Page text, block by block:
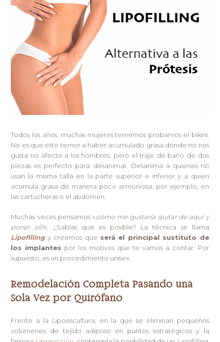
Todos los años, muchas mujeres tememos probarnos el bikini.
No es que este temor a haber acumulado grasa donde no nos
gusta no afecte a los hombres, pero el traje de baño de dos
piezas es perfecto para desanimar. Desanima a quienes no
usan la misma talla en la parte superior e inferior y a quien
acumula grasa de manera poco armoniosa, por ejemplo, en
las cartucheras o el abdomen.
Muchas veces pensamos «¡cómo me gustaría quitar de aquí y
poner allí!«. ¿Sabías que es posible? La técnica se llama
Lipofillingy creemos que será el principal sustituto de
los implantes por los motivos que te vamos a contar. Por
supuesto, es un procedimiento unisex.
Remodelación Completa Pasando una
Sola Vez por Quirófano
Frente a la Lipoescultura, en la que se eliminan pequeños
volúmenes de tejido adiposo en puntos estratégicos y la